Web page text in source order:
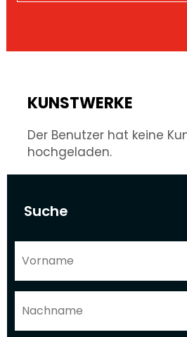
Suche
KUNSTWERKE
Der Benutzer hat keine
hochgeladen.